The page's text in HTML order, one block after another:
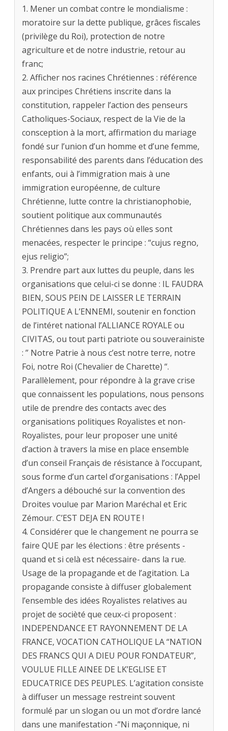
1. Mener un combat contre le mondialisme :
moratoire sur la dette publique, grâces fiscales
(privilège du Roi), protection de notre
agriculture et de notre industrie, retour au
franc;
2. Afficher nos racines Chrétiennes : référence
aux principes Chrétiens inscrite dans la
constitution, rappeler l’action des penseurs
Catholiques-Sociaux, respect de la Vie de la
consception à la mort, affirmation du mariage
fondé sur l’union d’un homme et d’une femme,
responsabilité des parents dans l’éducation des
enfants, oui à l’immigration mais à une
immigration européenne, de culture
Chrétienne, lutte contre la christianophobie,
soutient politique aux communautés
Chrétiennes dans les pays où elles sont
menacées, respecter le principe : “cujus regno,
ejus religio”;
3. Prendre part aux luttes du peuple, dans les
organisations que celui-ci se donne : IL FAUDRA
BIEN, SOUS PEIN DE LAISSER LE TERRAIN
POLITIQUE A L’ENNEMI, soutenir en fonction
de l’intéret national l’ALLIANCE ROYALE ou
CIVITAS, ou tout parti patriote ou souverainiste
: ” Notre Patrie à nous c’est notre terre, notre
Foi, notre Roi (Chevalier de Charette) “.
Parallèlement, pour répondre à la grave crise
que connaissent les populations, nous pensons
utile de prendre des contacts avec des
organisations politiques Royalistes et non-
Royalistes, pour leur proposer une unité
d’action à travers la mise en place ensemble
d’un conseil Français de résistance à l’occupant,
sous forme d’un cartel d’organisations : l’Appel
d’Angers a débouché sur la convention des
Droites voulue par Marion Maréchal et Eric
Zémour. C’EST DEJA EN ROUTE !
4. Considérer que le changement ne pourra se
faire QUE par les élections : être présents -
quand et si celà est nécessaire- dans la rue.
Usage de la propagande et de l’agitation. La
propagande consiste à diffuser globalement
l’ensemble des idées Royalistes relatives au
projet de socièté que ceux-ci proposent :
INDEPENDANCE ET RAYONNEMENT DE LA
FRANCE, VOCATION CATHOLIQUE LA “NATION
DES FRANCS QUI A DIEU POUR FONDATEUR”,
VOULUE FILLE AINEE DE LK’EGLISE ET
EDUCATRICE DES PEUPLES. L’agitation consiste
à diffuser un message restreint souvent
formulé par un slogan ou un mot d’ordre lancé
dans une manifestation -”Ni maçonnique, ni